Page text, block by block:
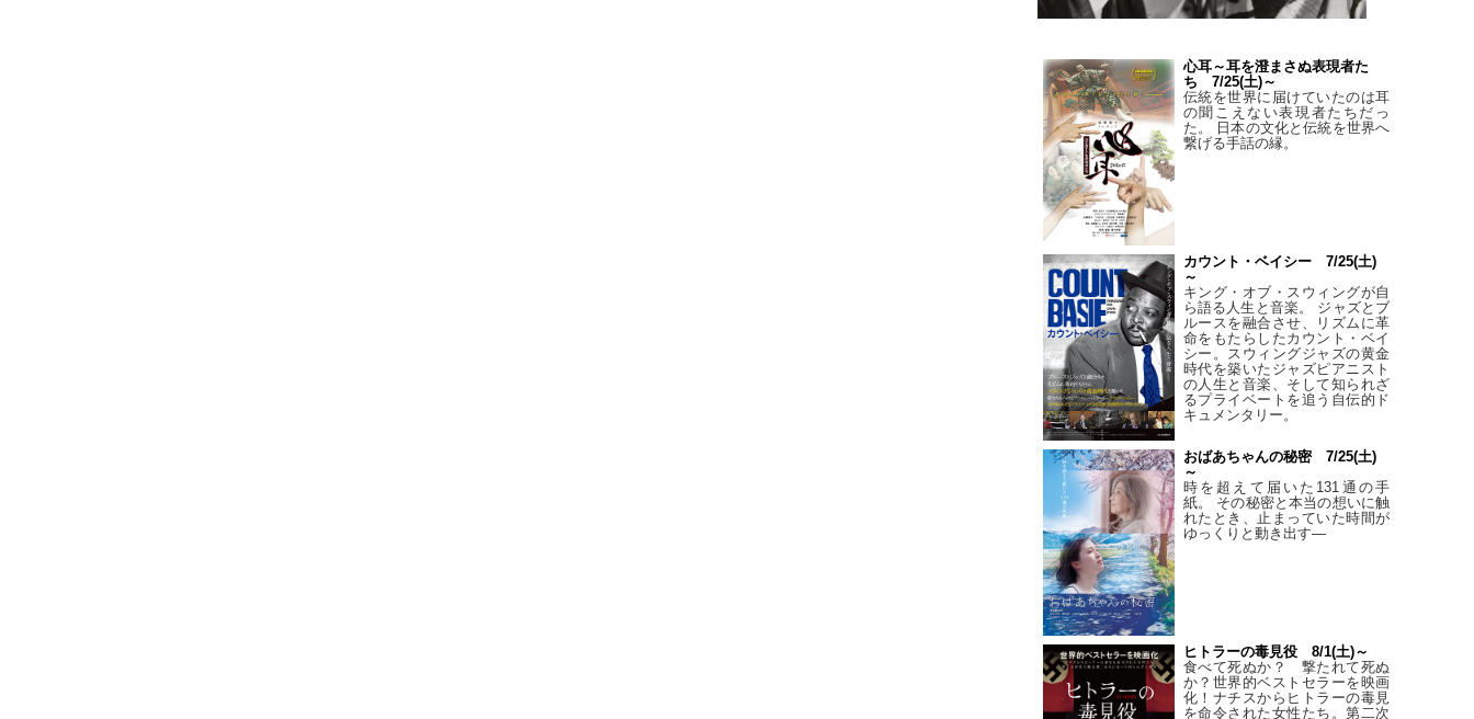
心耳～耳を澄まさぬ表現者た
ち 7/25(土)～
伝統を世界に届けていたのは耳
の聞こえない表現者たちだっ
た。 日本の文化と伝統を世界へ
繋げる手話の縁。
カウント・ベイシー 7/25(土)
～
キング・オブ・スウィングが自
ら語る人生と音楽。 ジャズとブ
ルースを融合させ、リズムに革
命をもたらしたカウント・ベイ
シー。スウィングジャズの黄金
時代を築いたジャズピアニスト
の人生と音楽、そして知られざ
るプライベートを追う自伝的ド
キュメンタリー。
おばあちゃんの秘密 7/25(土)
～
時を超えて届いた131通の手
紙。 その秘密と本当の想いに触
れたとき、止まっていた時間が
ゆっくりと動き出す―
ヒトラーの毒見役 8/1(土)～
食べて死ぬか？ 撃たれて死ぬ
か？世界的ベストセラーを映画
化！ナチスからヒトラーの毒見
を命令された女性たち。第二次